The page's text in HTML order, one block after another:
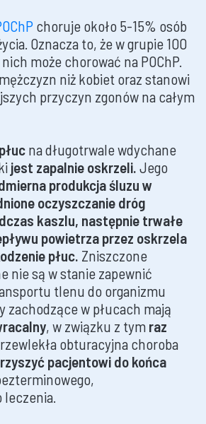
choruje około 5-15% osób
Oznacza to, że w grupie 100
może chorować na POChP.
niż kobiet oraz stanowi
przyczyn zgonów na całym
na długotrwale wdychane
jest zapalnie oskrzeli. Jego
produkcja śluzu w
oczyszczanie dróg
kaszlu, następnie trwałe
powietrza przez oskrzela
płuc. Zniszczone
nie są w stanie zapewnić
tlenu do organizmu
zachodzące w płucach mają
, w związku z tym raz
obturacyjna choroba
pacjentowi do końca